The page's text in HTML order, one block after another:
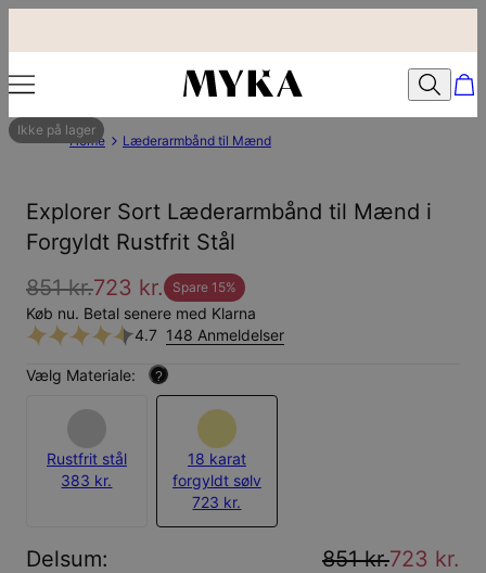
Ikke på lager
Home Læderarmbånd til Mænd
Explorer Sort Læderarmbånd til Mænd i
Forgyldt Rustfrit Stål
851 kr.723 kr. Spare 15%
Køb nu. Betal senere med Klarna
4.7 148 Anmeldelser
Vælg Materiale: ?
Rustfrit stål
383 kr.
18 karat
forgyldt sølv
723 kr.
Delsum: 851 kr.723 kr.